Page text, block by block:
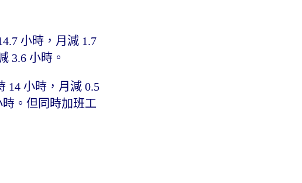
小時，月減 1.7
3.6 小時。
14 小時，月減 0.5
。但同時加班工